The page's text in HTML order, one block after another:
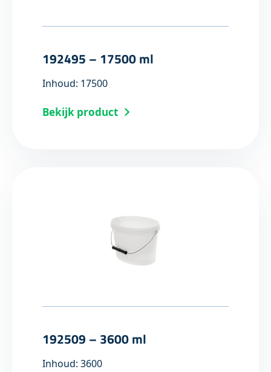
192495 – 17500 ml
Inhoud: 17500
Bekijk product
192509 – 3600 ml
Inhoud: 3600